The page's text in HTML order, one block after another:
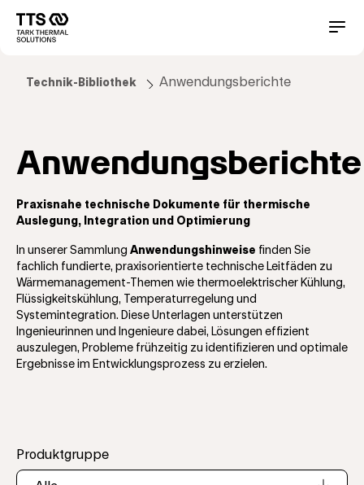
zum
Inhalt
Technik-Bibliothek Anwendungsberichte
Anwendungsberichte
Praxisnahe technische Dokumente für thermische
Auslegung, Integration und Optimierung
In unserer Sammlung Anwendungshinweise finden Sie
fachlich fundierte, praxisorientierte technische Leitfäden zu
Wärmemanagement-Themen wie thermoelektrischer Kühlung,
Flüssigkeitskühlung, Temperaturregelung und
Systemintegration. Diese Unterlagen unterstützen
Ingenieurinnen und Ingenieure dabei, Lösungen effizient
auszulegen, Probleme frühzeitig zu identifizieren und optimale
Ergebnisse im Entwicklungsprozess zu erzielen.
Produktgruppe